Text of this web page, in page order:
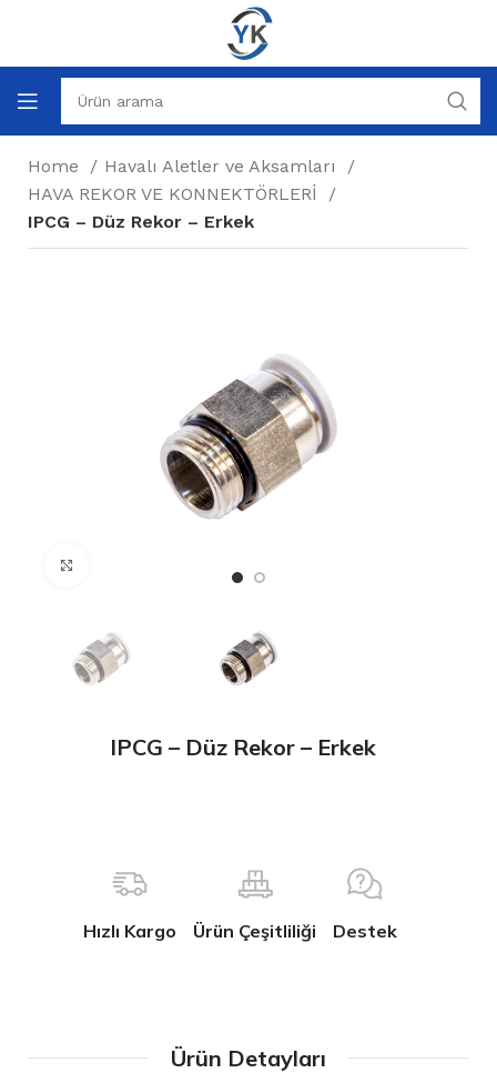
Home
Havalı Aletler ve Aksamları
HAVA REKOR VE KONNEKTÖRLERİ
IPCG – Düz Rekor – Erkek
IPCG – Düz Rekor – Erkek
Hızlı Kargo Ürün Çeşitliliği Destek
Ürün Detayları